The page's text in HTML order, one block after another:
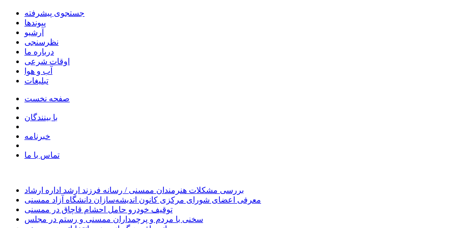
جستجوی پیشرفته
پیوندها
آرشیو
نظرسنجی
درباره ما
اوقات شرعی
آب و هوا
تبلیغات
صفحه نخست
با بینندگان
خبرنامه
تماس با ما
بررسی مشکلات هنرمندان ممسنی / رسانه فرزند ارشد اداره ارشاد
معرفی اعضای شورای مرکزی کانون اندیشه‌سازان دانشگاه آزاد ممسنی
توقیف خودرو حامل احشام قاچاق در ممسنی
سخنی با مردم و پرچمداران ممسنی و رستم در مجلس